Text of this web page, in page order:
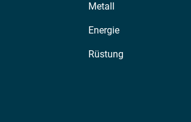
Metall
Energie
Rüstung